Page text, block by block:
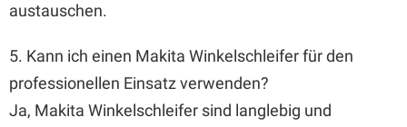
austauschen.
5. Kann ich einen Makita Winkelschleifer für den
professionellen Einsatz verwenden?
Ja, Makita Winkelschleifer sind langlebig und